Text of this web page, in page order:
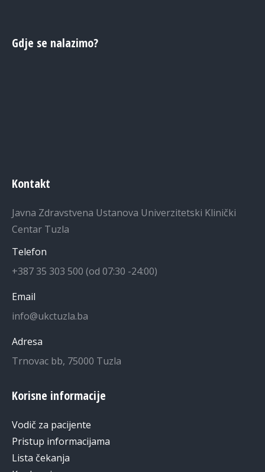
Gdje se nalazimo?
Kontakt
Javna Zdravstvena Ustanova Univerzitetski Klinički
Centar Tuzla
Telefon
+387 35 303 500 (od 07:30 -24:00)
Email
info@ukctuzla.ba
Adresa
Trnovac bb, 75000 Tuzla
Korisne informacije
Vodič za pacijente
Pristup informacijama
Lista čekanja